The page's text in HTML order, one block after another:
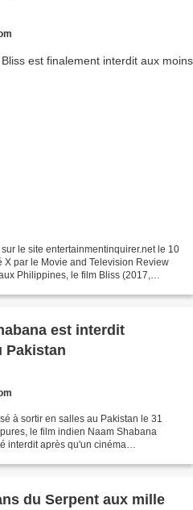
le site entertainmentinquirer.net le 10
par le Movie and Television Review
Philippines, le film Bliss (2017,
est interdit
Pakistan
à sortir en salles au Pakistan le 31
le film indien Naam Shabana
interdit après qu'un cinéma
du Serpent aux mille